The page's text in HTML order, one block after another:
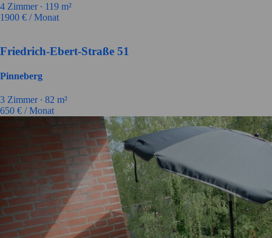
4 Zimmer ∙ 119 m²
1900 € / Monat
Friedrich-Ebert-Straße 51
Pinneberg
3 Zimmer ∙ 82 m²
650 € / Monat